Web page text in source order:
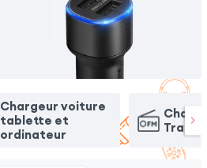
Chargeur voiture
tablette et
ordinateur